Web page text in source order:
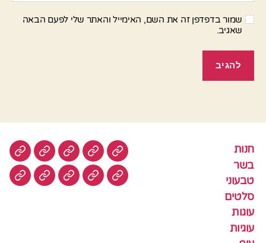
שמור בדפדפן זה את השם, האימייל והאתר שלי לפעם הבאה
שאגיב.
חנות
בשר
טבעוני
סלטים
עוגות
עוגיות
חנות בשר טבעוניסלטים
עוגיותעוף צמחונידגים